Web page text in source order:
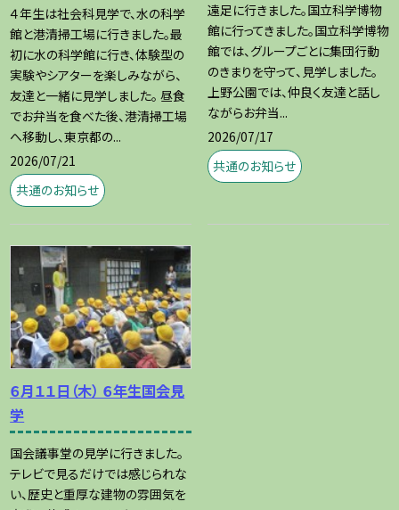
４年生は社会科見学で、水の科学
館と港清掃工場に行きました。最
初に水の科学館に行き、体験型の
実験やシアターを楽しみながら、
友達と一緒に見学しました。 昼食
でお弁当を食べた後、港清掃工場
へ移動し、東京都の...
2026/07/21
共通のお知らせ
遠足に行きました。国立科学博物
館に行ってきました。国立科学博物
館では、グループごとに集団行動
のきまりを守って、見学しました。
上野公園では、仲良く友達と話し
ながらお弁当...
2026/07/17
共通のお知らせ
６月１１日（木） ６年生国会見
学
国会議事堂の見学に行きました。
テレビで見るだけでは感じられな
い、歴史と重厚な建物の雰囲気を